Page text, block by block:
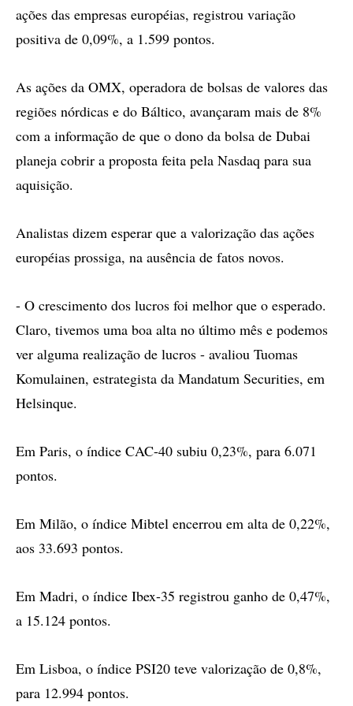
ações das empresas européias, registrou variação
positiva de 0,09%, a 1.599 pontos.
As ações da OMX, operadora de bolsas de valores das
regiões nórdicas e do Báltico, avançaram mais de 8%
com a informação de que o dono da bolsa de Dubai
planeja cobrir a proposta feita pela Nasdaq para sua
aquisição.
Analistas dizem esperar que a valorização das ações
européias prossiga, na ausência de fatos novos.
- O crescimento dos lucros foi melhor que o esperado.
Claro, tivemos uma boa alta no último mês e podemos
ver alguma realização de lucros - avaliou Tuomas
Komulainen, estrategista da Mandatum Securities, em
Helsinque.
Em Paris, o índice CAC-40 subiu 0,23%, para 6.071
pontos.
Em Milão, o índice Mibtel encerrou em alta de 0,22%,
aos 33.693 pontos.
Em Madri, o índice Ibex-35 registrou ganho de 0,47%,
a 15.124 pontos.
Em Lisboa, o índice PSI20 teve valorização de 0,8%,
para 12.994 pontos.